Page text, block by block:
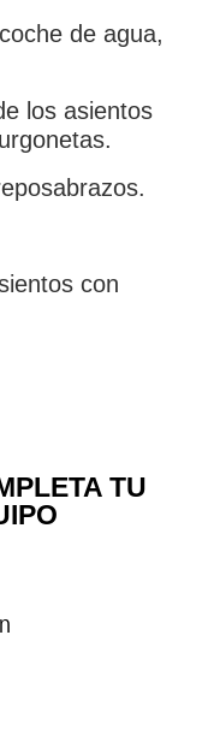
de agua,
los asientos
con
TU